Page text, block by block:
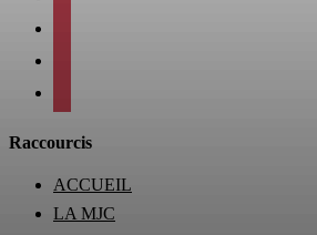
Raccourcis
ACCUEIL
LA MJC